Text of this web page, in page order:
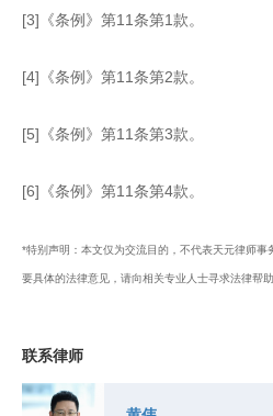
[3]《条例》第11条第1款。
[4]《条例》第11条第2款。
[5]《条例》第11条第3款。
[6]《条例》第11条第4款。
*特别声明：本文仅为交流目的，不代表天元律师
要具体的法律意见，请向相关专业人士寻求法律帮助
联系律师